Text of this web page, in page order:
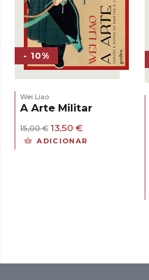
- 10%
Wei Liao
A Arte Militar
15,00€ O
preço
13,50 €
preço
ADICIONAR